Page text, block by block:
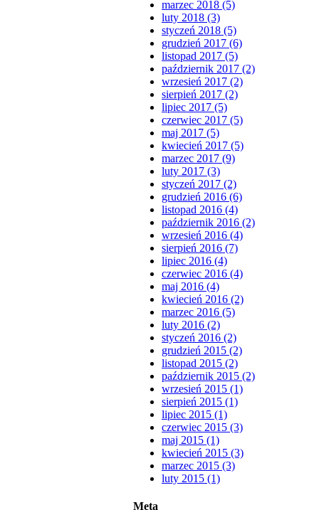
marzec 2018 (5)
luty 2018 (3)
styczeń 2018 (5)
grudzień 2017 (6)
listopad 2017 (5)
październik 2017 (2)
wrzesień 2017 (2)
sierpień 2017 (2)
lipiec 2017 (5)
czerwiec 2017 (5)
maj 2017 (5)
kwiecień 2017 (5)
marzec 2017 (9)
luty 2017 (3)
styczeń 2017 (2)
grudzień 2016 (6)
listopad 2016 (4)
październik 2016 (2)
wrzesień 2016 (4)
sierpień 2016 (7)
lipiec 2016 (4)
czerwiec 2016 (4)
maj 2016 (4)
kwiecień 2016 (2)
marzec 2016 (5)
luty 2016 (2)
styczeń 2016 (2)
grudzień 2015 (2)
listopad 2015 (2)
październik 2015 (2)
wrzesień 2015 (1)
sierpień 2015 (1)
lipiec 2015 (1)
czerwiec 2015 (3)
maj 2015 (1)
kwiecień 2015 (3)
marzec 2015 (3)
luty 2015 (1)
Meta